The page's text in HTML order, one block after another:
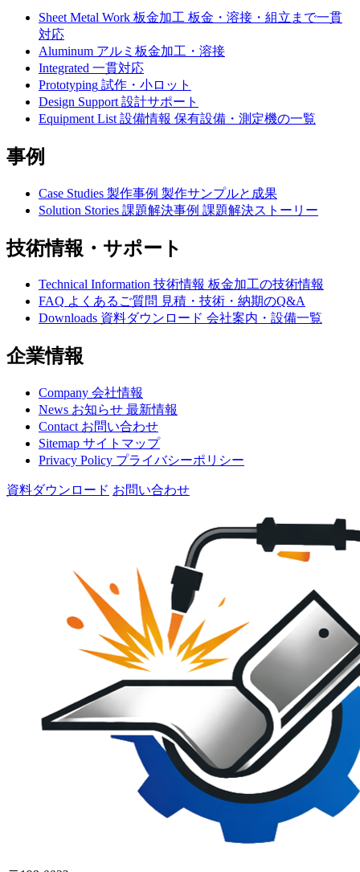
Sheet Metal Work 板金加工 板金・溶接・組立まで一貫
対応
Aluminum アルミ板金加工・溶接
Integrated 一貫対応
Prototyping 試作・小ロット
Design Support 設計サポート
Equipment List 設備情報 保有設備・測定機の一覧
事例
Case Studies 製作事例 製作サンプルと成果
Solution Stories 課題解決事例 課題解決ストーリー
技術情報・サポート
Technical Information 技術情報 板金加工の技術情報
FAQ よくあるご質問 見積・技術・納期のQ&A
Downloads 資料ダウンロード 会社案内・設備一覧
企業情報
Company 会社情報
News お知らせ 最新情報
Contact お問い合わせ
Sitemap サイトマップ
Privacy Policy プライバシーポリシー
資料ダウンロード お問い合わせ